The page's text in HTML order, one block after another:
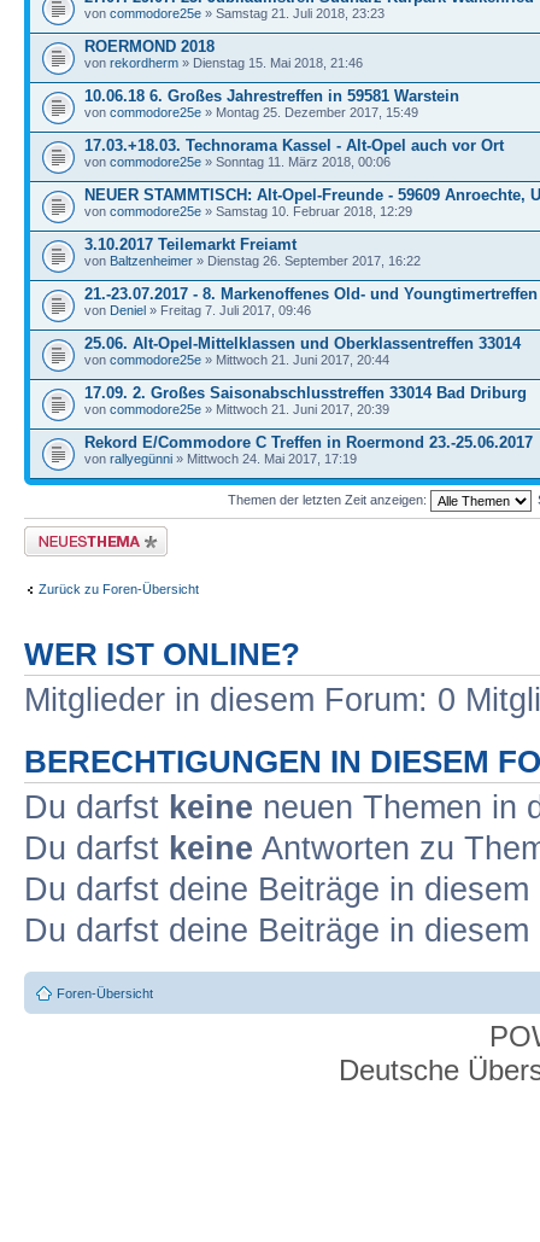
von commodore25e » Samstag 21. Juli 2018, 23:23
ROERMOND 2018
von rekordherm » Dienstag 15. Mai 2018, 21:46
10.06.18 6. Großes Jahrestreffen in 59581 Warstein
von commodore25e » Montag 25. Dezember 2017, 15:49
17.03.+18.03. Technorama Kassel - Alt-Opel auch vor Ort
von commodore25e » Sonntag 11. März 2018, 00:06
NEUER STAMMTISCH: Alt-Opel-Freunde - 59609 Anroechte,
von commodore25e » Samstag 10. Februar 2018, 12:29
3.10.2017 Teilemarkt Freiamt
von Baltzenheimer » Dienstag 26. September 2017, 16:22
21.-23.07.2017 - 8. Markenoffenes Old- und Youngtimertreffen
von Deniel » Freitag 7. Juli 2017, 09:46
25.06. Alt-Opel-Mittelklassen und Oberklassentreffen 33014
von commodore25e » Mittwoch 21. Juni 2017, 20:44
17.09. 2. Großes Saisonabschlusstreffen 33014 Bad Driburg
von commodore25e » Mittwoch 21. Juni 2017, 20:39
Rekord E/Commodore C Treffen in Roermond 23.-25.06.2017
von rallyegünni » Mittwoch 24. Mai 2017, 17:19
Themen der letzten Zeit anzeigen:
Neues Thema erstellen
Zurück zu Foren-Übersicht
WER IST ONLINE?
Mitglieder in diesem Forum: 0
BERECHTIGUNGEN IN DIESEM
Du darfst keine neuen Themen in
Du darfst keine Antworten zu
Du darfst deine Beiträge in
Du darfst deine Beiträge in
Foren-Übersicht
Deutsche